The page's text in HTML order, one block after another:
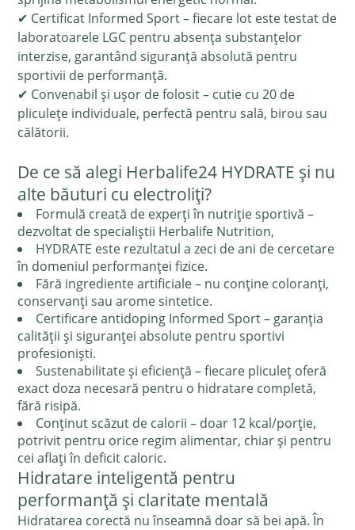
✔ Certificat Informed Sport – fiecare lot este testat de
laboratoarele LGC pentru absența substanțelor
interzise, garantând siguranță absolută pentru
sportivii de performanță.
✔ Convenabil și ușor de folosit – cutie cu 20 de
pliculețe individuale, perfectă pentru sală, birou sau
călătorii.
De ce să alegi Herbalife24 HYDRATE și nu
alte băuturi cu electroliți?
Formulă creată de experți în nutriție sportivă –
dezvoltat de specialiștii Herbalife Nutrition,
HYDRATE este rezultatul a zeci de ani de cercetare
în domeniul performanței fizice.
Fără ingrediente artificiale – nu conține coloranți,
conservanți sau arome sintetice.
Certificare antidoping Informed Sport – garanția
calității și siguranței absolute pentru sportivi
profesioniști.
Sustenabilitate și eficiență – fiecare pliculeț oferă
exact doza necesară pentru o hidratare completă,
fără risipă.
Conținut scăzut de calorii – doar 12 kcal/porție,
potrivit pentru orice regim alimentar, chiar și pentru
cei aflați în deficit caloric.
Hidratare inteligentă pentru
performanță și claritate mentală
Hidratarea corectă nu înseamnă doar să bei apă. În